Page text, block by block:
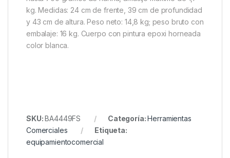
kg. Medidas: 24 cm de frente, 39 cm de profundidad
y 43 cm de altura. Peso neto: 14,8 kg; peso bruto con
embalaje: 16 kg. Cuerpo con pintura epoxi horneada
color blanca.
SKU:BA4449FS Categoría:Herramientas
Comerciales
Etiqueta:
equipamientocomercial